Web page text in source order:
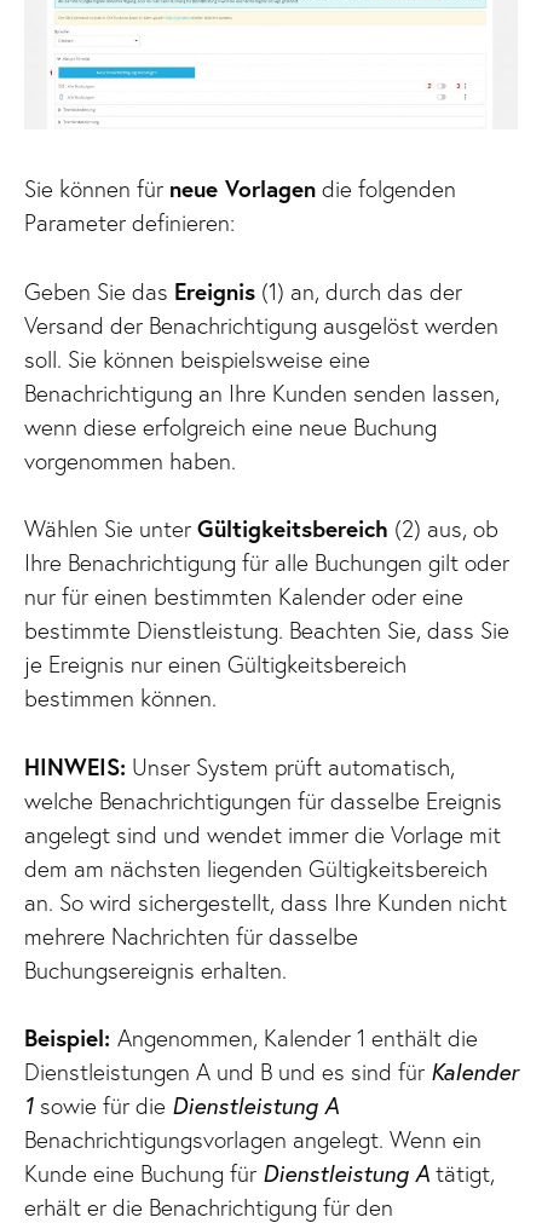
Sie können für neue Vorlagen die folgenden
Parameter definieren:
Geben Sie das Ereignis (1) an, durch das der
Versand der Benachrichtigung ausgelöst werden
soll. Sie können beispielsweise eine
Benachrichtigung an Ihre Kunden senden lassen,
wenn diese erfolgreich eine neue Buchung
vorgenommen haben.
Wählen Sie unter Gültigkeitsbereich (2) aus, ob
Ihre Benachrichtigung für alle Buchungen gilt oder
nur für einen bestimmten Kalender oder eine
bestimmte Dienstleistung. Beachten Sie, dass Sie
je Ereignis nur einen Gültigkeitsbereich
bestimmen können.
HINWEIS: Unser System prüft automatisch,
welche Benachrichtigungen für dasselbe Ereignis
angelegt sind und wendet immer die Vorlage mit
dem am nächsten liegenden Gültigkeitsbereich
an. So wird sichergestellt, dass Ihre Kunden nicht
mehrere Nachrichten für dasselbe
Buchungsereignis erhalten.
Beispiel: Angenommen, Kalender 1 enthält die
Dienstleistungen A und B und es sind für Kalender
1 sowie für die Dienstleistung A
Benachrichtigungsvorlagen angelegt. Wenn ein
Kunde eine Buchung für Dienstleistung A tätigt,
erhält er die Benachrichtigung für den